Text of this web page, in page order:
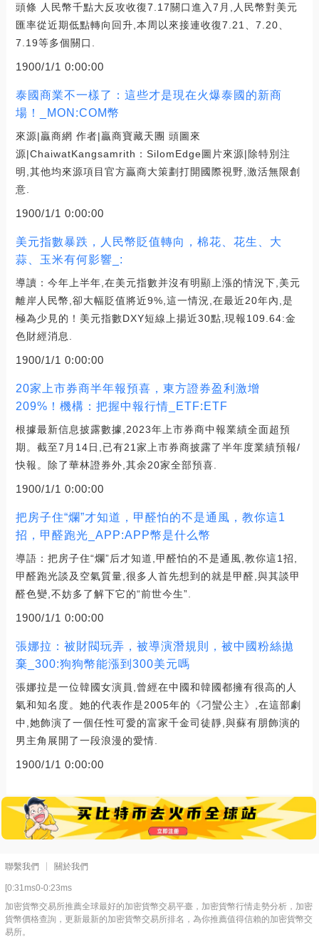
頭條 人民幣千點大反攻收復7.17關口進入7月,人民幣對美元
匯率從近期低點轉向回升,本周以來接連收復7.21、7.20、
7.19等多個關口.
1900/1/1 0:00:00
泰國商業不一樣了：這些才是現在火爆泰國的新商
場！_MON:COM幣
來源|贏商網 作者|贏商寶藏天團 頭圖來
源|ChaiwatKangsamrith：SilomEdge圖片來源|除特別注
明,其他均來源項目官方贏商大策劃打開國際視野,激活無限創
意.
1900/1/1 0:00:00
美元指數暴跌，人民幣貶值轉向，棉花、花生、大
蒜、玉米有何影響_:
導讀：今年上半年,在美元指數并沒有明顯上漲的情況下,美元
離岸人民幣,卻大幅貶值將近9%,這一情況,在最近20年內,是
極為少見的！美元指數DXY短線上揚近30點,現報109.64:金
色財經消息.
1900/1/1 0:00:00
20家上市券商半年報預喜，東方證券盈利激增
209%！機構：把握中報行情_ETF:ETF
根據最新信息披露數據,2023年上市券商中報業績全面超預
期。截至7月14日,已有21家上市券商披露了半年度業績預報/
快報。除了華林證券外,其余20家全部預喜.
1900/1/1 0:00:00
把房子住“爛”才知道，甲醛怕的不是通風，教你這1
招，甲醛跑光_APP:APP幣是什么幣
導語：把房子住“爛”后才知道,甲醛怕的不是通風,教你這1招,
甲醛跑光談及空氣質量,很多人首先想到的就是甲醛,與其談甲
醛色變,不妨多了解下它的“前世今生”.
1900/1/1 0:00:00
張娜拉：被財閥玩弄，被導演潛規則，被中國粉絲拋
棄_300:狗狗幣能漲到300美元嗎
張娜拉是一位韓國女演員,曾經在中國和韓國都擁有很高的人
氣和知名度。她的代表作是2005年的《刁蠻公主》,在這部劇
中,她飾演了一個任性可愛的富家千金司徒靜,與蘇有朋飾演的
男主角展開了一段浪漫的愛情.
1900/1/1 0:00:00
聯繫我們 關於我們
[0:31ms0-0:23ms
加密貨幣交易所推薦全球最好的加密貨幣交易平臺，加密貨幣行情走勢分析，加密
貨幣價格查詢，更新最新的加密貨幣交易所排名，為你推薦值得信賴的加密貨幣交
易所。